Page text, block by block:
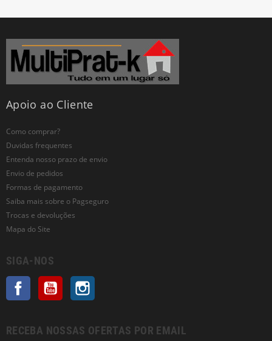
Apoio ao Cliente
Como comprar?
Duvidas frequentes
Entenda nosso prazo de envio
Envio de pedidos
Formas de pagamento
Saiba mais sobre o Pagseguro
Trocas e devoluções
Mapa do Site
SIGA-NOS
Facebook YouTube
RECEBA NOSSAS OFERTAS POR EMAIL